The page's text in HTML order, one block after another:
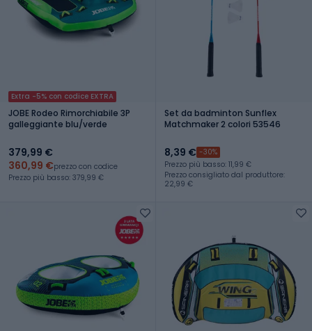
Extra -5% con codice EXTRA
JOBE Rodeo Rimorchiabile 3P
galleggiante blu/verde
379,99 €
360,99 €prezzo con codice
Prezzo più basso: 379,99 €
Set da badminton Sunflex
Matchmaker 2 colori 53546
8,39 € -30%
Prezzo più basso: 11,99 €
Prezzo consigliato dal produttore:
22,99 €